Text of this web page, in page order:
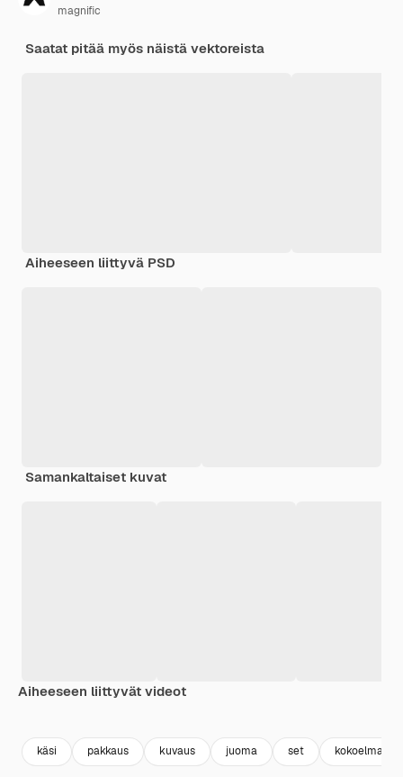
magnific
Saatat pitää myös näistä vektoreista
Aiheeseen liittyvä PSD
Samankaltaiset kuvat
Aiheeseen liittyvät videot
käsi pakkaus kuvaus juoma set kokoelma